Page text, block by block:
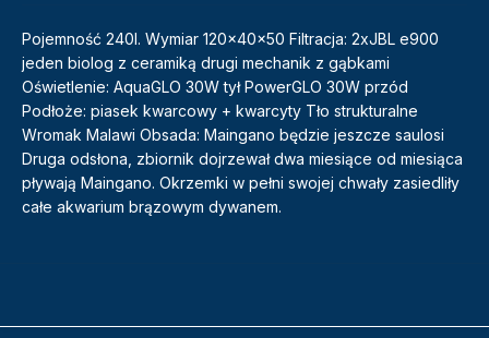
Pojemność 240l. Wymiar 120x40x50 Filtracja: 2xJBL e900
jeden biolog z ceramiką drugi mechanik z gąbkami
Oświetlenie: AquaGLO 30W tył PowerGLO 30W przód
Podłoże: piasek kwarcowy + kwarcyty Tło strukturalne
Wromak Malawi Obsada: Maingano będzie jeszcze saulosi
Druga odsłona, zbiornik dojrzewał dwa miesiące od miesiąca
pływają Maingano. Okrzemki w pełni swojej chwały zasiedliły
całe akwarium brązowym dywanem.